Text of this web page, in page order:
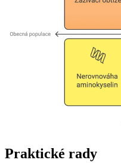
Praktické rady